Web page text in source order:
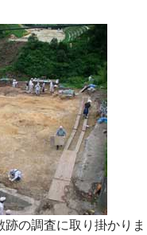
の調査に取り掛かり